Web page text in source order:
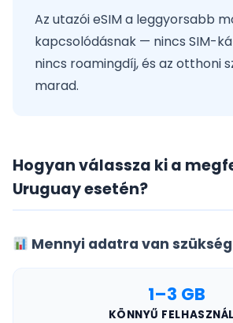
Az utazói eSIM a leggyorsabb
kapcsolódásnak — nincs SIM-
nincs roamingdíj, és az otthoni
marad.
Hogyan válassza ki a
Uruguay esetén?
Mennyi adatra van
1–3 GB
KÖNNYŰ